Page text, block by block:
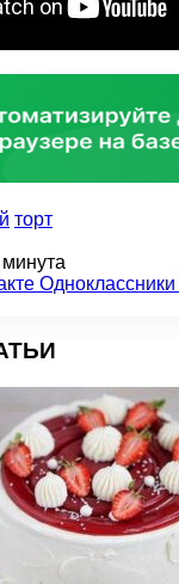
торт
Одноклассники